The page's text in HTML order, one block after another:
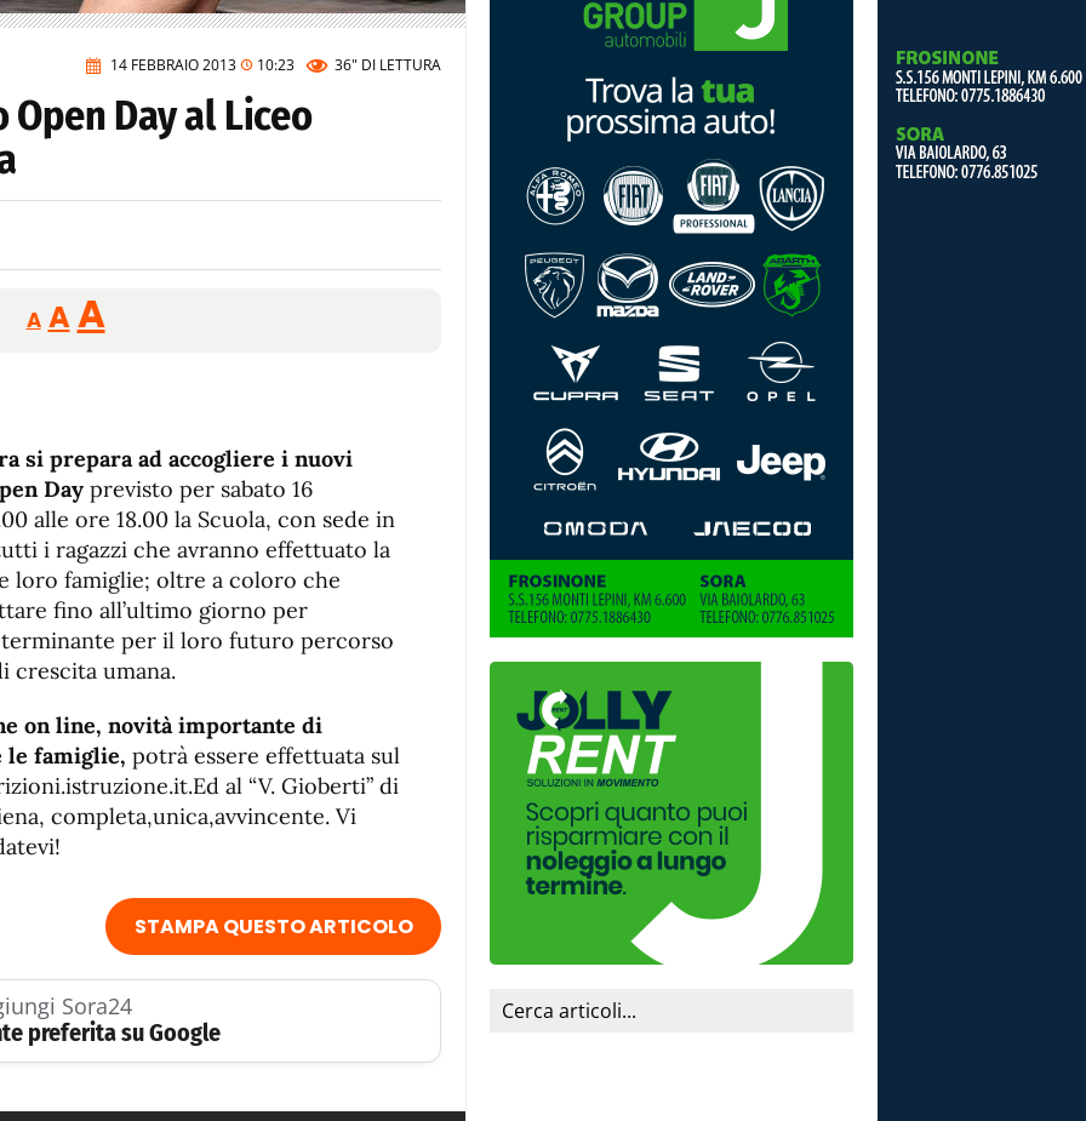
14 FEBBRAIO 2013 10:23 36" DI LETTURA
Open Day al Liceo
A
Reducir
tamaño
A Restablecer
tamaño
AAumentar
fuente.
si prepara ad accogliere i nuovi
Day previsto per sabato 16
alle ore 18.00 la Scuola, con sede in
i ragazzi che avranno effettuato la
loro famiglie; oltre a coloro che
fino all’ultimo giorno per
per il loro futuro percorso
crescita umana.
on line, novità importante di
le famiglie, potrà essere effettuata sul
al “V. Gioberti” di
completa,unica,avvincente. Vi
STAMPA QUESTO ARTICOLO
Sora24
preferita su Google